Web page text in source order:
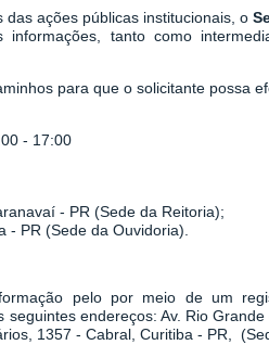
ações públicas institucionais, o
informações, tanto como
para que o solicitante possa
- 17:00
- PR (Sede da Reitoria);
- PR (Sede da Ouvidoria).
pelo por meio de um
seguintes endereços: Av. Rio
1357 - Cabral, Curitiba - PR,